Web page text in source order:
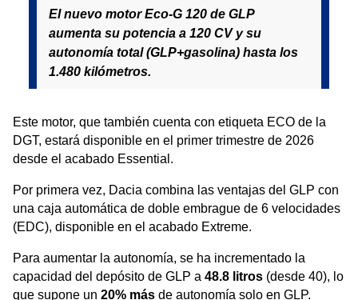
El nuevo motor Eco-G 120 de GLP
aumenta su potencia a 120 CV y su
autonomía total (GLP+gasolina) hasta los
1.480 kilómetros.
Este motor, que también cuenta con etiqueta ECO de la
DGT, estará disponible en el primer trimestre de 2026
desde el acabado Essential.
Por primera vez, Dacia combina las ventajas del GLP con
una caja automática de doble embrague de 6 velocidades
(EDC), disponible en el acabado Extreme.
Para aumentar la autonomía, se ha incrementado la
capacidad del depósito de GLP a 48.8 litros (desde 40), lo
que supone un 20% más de autonomía solo en GLP.